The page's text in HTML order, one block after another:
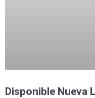
Disponible Nueva